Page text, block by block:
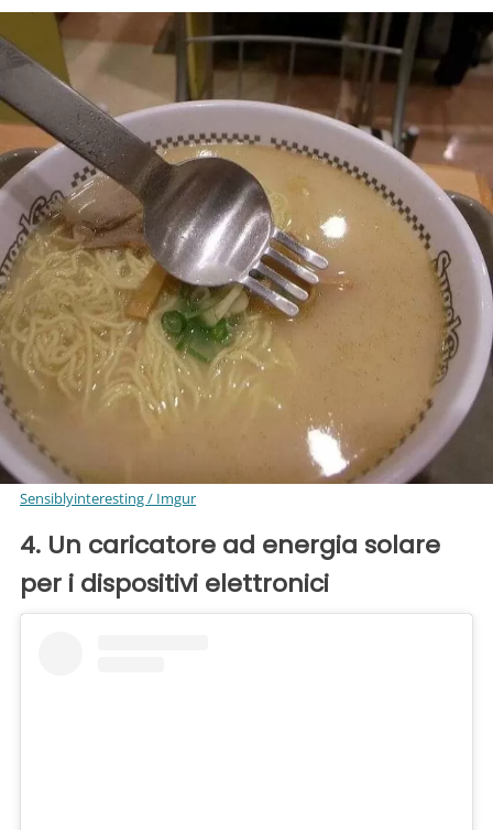
Sensiblyinteresting / Imgur
4. Un caricatore ad energia solare
per i dispositivi elettronici